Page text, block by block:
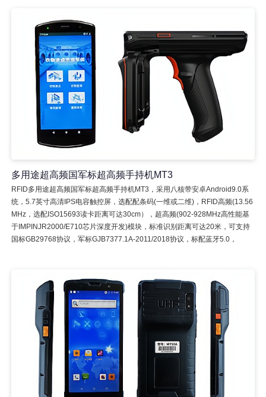
多用途超高频国军标超高频手持机MT3
RFID多用途超高频国军标超高频手持机MT3，采用八核带安卓Android9.0系
统，5.7英寸高清IPS电容触控屏，选配配条码(一维或二维)，RFID高频(13.56
MHz，选配ISO15693读卡距离可达30cm），超高频(902-928MHz高性能基
于IMPINJR2000/E710芯片深度开发)模块，标准识别距离可达20米，可支持
国标GB29768协议，军标GJB7377.1A-2011/2018协议，标配蓝牙5.0，